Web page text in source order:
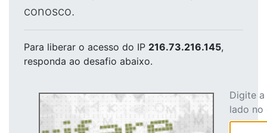
conosco.
Para liberar o acesso do IP 216.73.216.145,
responda ao desafio abaixo.
Digite
lado no